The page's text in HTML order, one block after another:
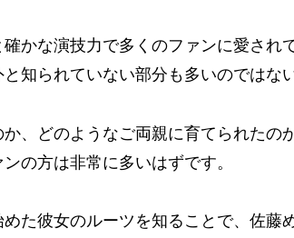
かな演技力で多くのファンに愛され
知られていない部分も多いのではな
、どのようなご両親に育てられたの
の方は非常に多いはずです。
た彼女のルーツを知ることで、佐藤